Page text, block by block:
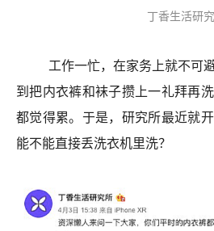
丁香生活研
工作一忙，在家务上就不可
到把内衣裤和袜子攒上一礼拜再
都觉得累。于是，研究所最近就
能不能直接丢洗衣机里洗？